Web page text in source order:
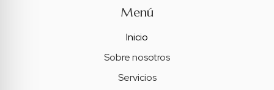
Menú
Inicio
Sobre nosotros
Servicios